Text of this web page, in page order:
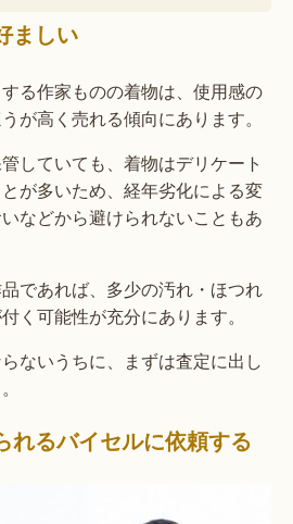
ましい
る作家ものの着物は、使用感の
が高く売れる傾向にあります。
していても、着物はデリケート
が多いため、経年劣化による変
などから避けられないこともあ
であれば、多少の汚れ・ほつれ
く可能性が充分にあります。
ないうちに、まずは査定に出し
れるバイセルに依頼する